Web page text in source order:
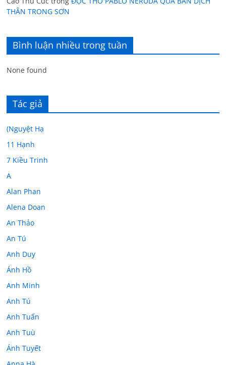
THÂN TRONG SƠN
Bình luận nhiều trong tuần
None found
Tác giả
(Nguyệt Hạ
11 Hạnh
7 Kiều Trinh
A
Alan Phan
Alena Doan
An Thảo
An Tú
Anh Duy
Ánh Hồ
Anh Minh
Anh Tú
Anh Tuấn
Anh Tuù
Ánh Tuyết